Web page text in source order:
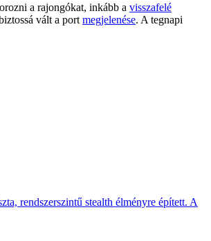
a rajongókat, inkább a visszafelé
vált a port megjelenése. A tegnapi
rendszerszintű stealth élményre épített. A